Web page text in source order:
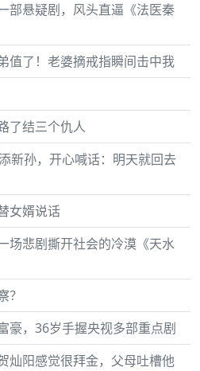
部悬疑剧，风头直逼《法医秦
值了！老婆摘戒指瞬间击中我
了结三个仇人
新孙，开心喊话：明天就回去
女婿说话
场悲剧撕开社会的冷漠《天水
？
豪，36岁手握央视多部重点剧
灿阳感觉很拜金，父母吐槽他